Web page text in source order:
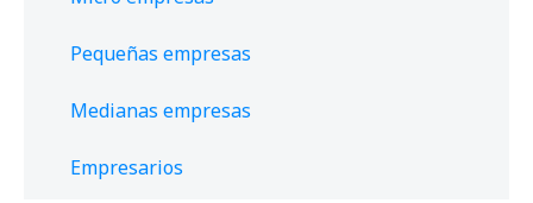
Pequeñas empresas
Medianas empresas
Empresarios